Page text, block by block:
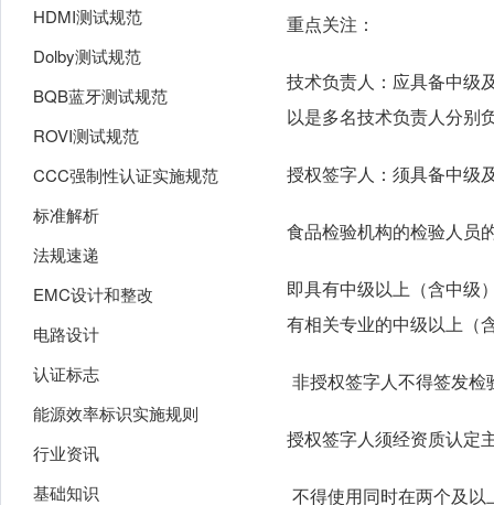
HDMI测试规范
Dolby测试规范
BQB蓝牙测试规范
ROVI测试规范
CCC强制性认证实施规范
标准解析
法规速递
EMC设计和整改
电路设计
认证标志
能源效率标识实施规则
行业资讯
基础知识
重点关注：
技术负责人：应具备中级
以是多名技术负责人分别
授权签字人：须具备中级
食品检验机构的检验人员
即具有中级以上（含中级
有相关专业的中级以上（
非授权签字人不得签发检
授权签字人须经资质认定
不得使用同时在两个及